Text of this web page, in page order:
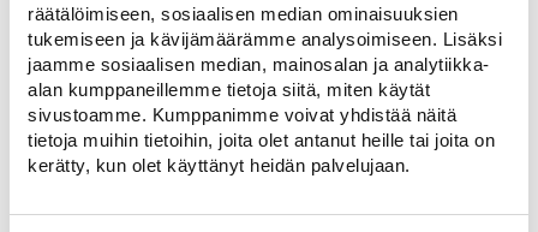
räätälöimiseen, sosiaalisen median ominaisuuksien
tukemiseen ja kävijämäärämme analysoimiseen. Lisäksi
jaamme sosiaalisen median, mainosalan ja analytiikka-
alan kumppaneillemme tietoja siitä, miten käytät
sivustoamme. Kumppanimme voivat yhdistää näitä
tietoja muihin tietoihin, joita olet antanut heille tai joita on
kerätty, kun olet käyttänyt heidän palvelujaan.